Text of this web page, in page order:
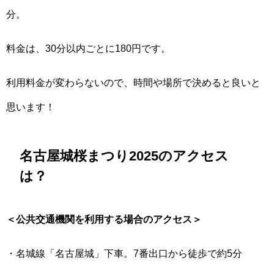
分。
料金は、30分以内ごとに180円です。
利用料金が変わらないので、時間や場所で決めると良いと
思います！
名古屋城桜まつり2025のアクセス
は？
＜公共交通機関を利用する場合のアクセス＞
・名城線「名古屋城」下車。7番出口から徒歩で約5分